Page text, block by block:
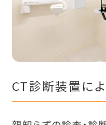
CT診断装置に